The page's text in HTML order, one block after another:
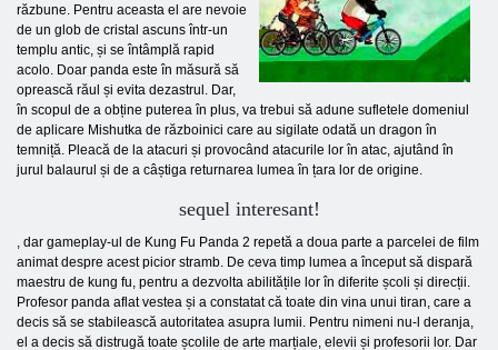
răzbune. Pentru aceasta el are nevoie
de un glob de cristal ascuns într-un
templu antic, și se întâmplă rapid
acolo. Doar panda este în măsură să
oprească răul și evita dezastrul. Dar,
în scopul de a obține puterea în plus, va trebui să adune sufletele domeniul
de aplicare Mishutka de războinici care au sigilate odată un dragon în
temniță. Pleacă de la atacuri și provocând atacurile lor în atac, ajutând în
jurul balaurul și de a câștiga returnarea lumea în țara lor de origine.
sequel interesant!
, dar gameplay-ul de Kung Fu Panda 2 repetă a doua parte a parcelei de film
animat despre acest picior stramb. De ceva timp lumea a început să dispară
maestru de kung fu, pentru a dezvolta abilitățile lor în diferite școli și direcții.
Profesor panda aflat vestea și a constatat că toate din vina unui tiran, care a
decis să se stabilească autoritatea asupra lumii. Pentru nimeni nu-l deranja,
el a decis să distrugă toate școlile de arte marțiale, elevii și profesorii lor. Dar